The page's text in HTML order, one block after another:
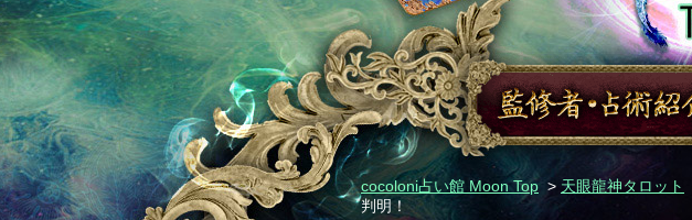
cocoloni占い館 Moon Top > 天眼龍神タロット
判明！